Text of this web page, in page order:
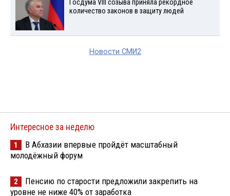
Госдума VIII созыва приняла рекордное
количество законов в защиту людей
Новости СМИ2
Интересное за неделю
1
В Абхазии впервые пройдёт масштабный
молодёжный форум
2
Пенсию по старости предложили закрепить на
уровне не ниже 40% от заработка